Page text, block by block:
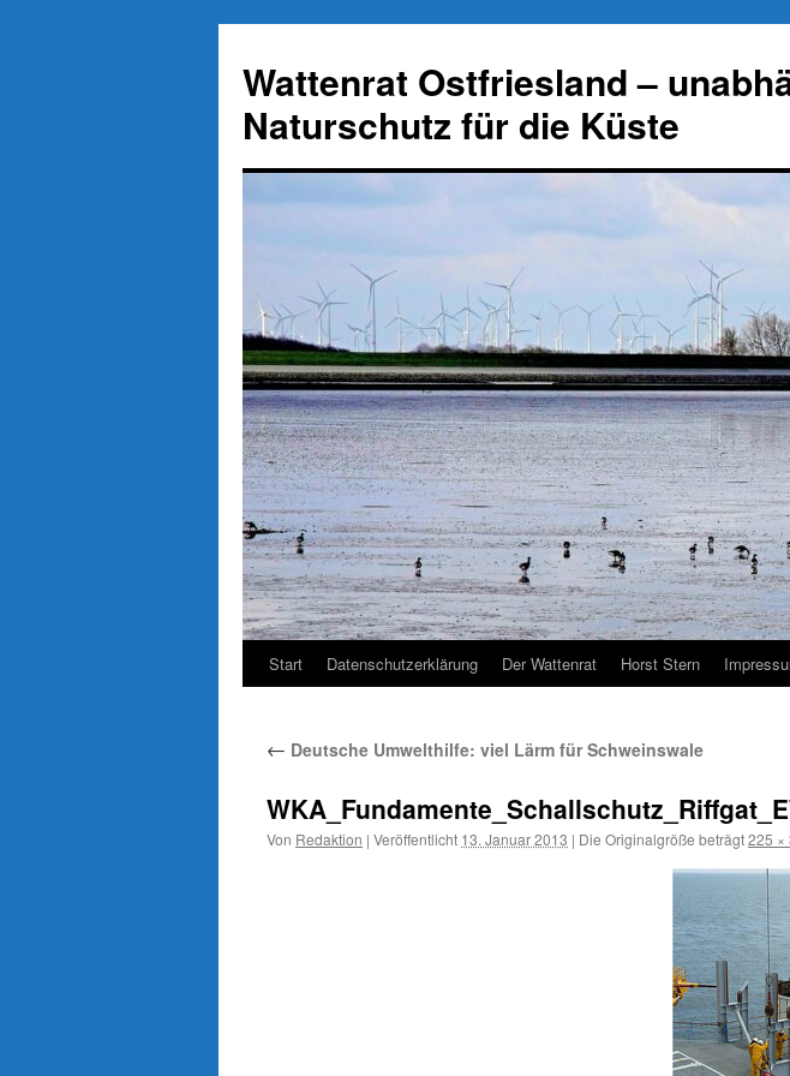
springen
Wattenrat Ostfriesland –
Naturschutz für die Küste
Start Datenschutzerklärung Der Wattenrat Horst Stern
← Deutsche Umwelthilfe: viel Lärm für Schweinswale
Von Redaktion | Veröffentlicht 13. Januar 2013 | Die Originalgröße beträgt225 ×